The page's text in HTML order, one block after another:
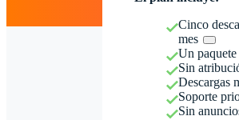
Cinco
mes
Un paquete
Sin
Descargas
Soporte
Sin